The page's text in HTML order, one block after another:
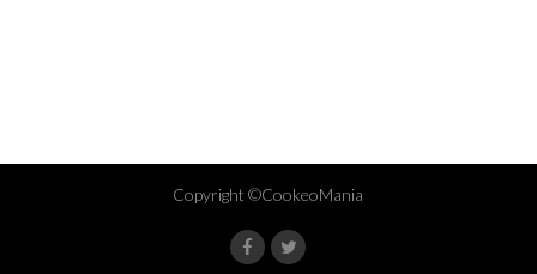
Copyright ©CookeoMania